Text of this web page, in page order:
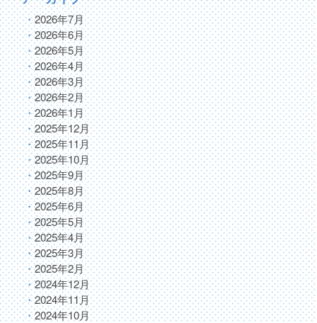
2026年7月
2026年6月
2026年5月
2026年4月
2026年3月
2026年2月
2026年1月
2025年12月
2025年11月
2025年10月
2025年9月
2025年8月
2025年6月
2025年5月
2025年4月
2025年3月
2025年2月
2024年12月
2024年11月
2024年10月